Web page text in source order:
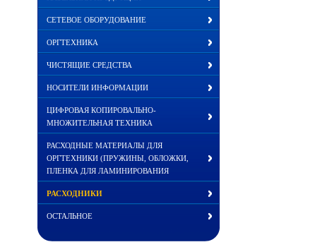
СЕТЕВОЕ ОБОРУДОВАНИЕ
ОРГТЕХНИКА
ЧИСТЯЩИЕ СРЕДСТВА
НОСИТЕЛИ ИНФОРМАЦИИ
ЦИФРОВАЯ КОПИРОВАЛЬНО-
МНОЖИТЕЛЬНАЯ ТЕХНИКА
РАСХОДНЫЕ МАТЕРИАЛЫ ДЛЯ
ОРГТЕХНИКИ (ПРУЖИНЫ, ОБЛОЖКИ,
ПЛЕНКА ДЛЯ ЛАМИНИРОВАНИЯ
РАСХОДНИКИ
ОСТАЛЬНОЕ